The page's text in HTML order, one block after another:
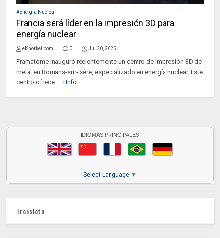
#Energía Nuclear
Francia será líder en la impresión 3D para
energía nuclear
elSnorkel.com 0 Jul 30, 2025
Framatome inauguró recientemente un centro de impresión 3D de
metal en Romans-sur-Isère, especializado en energía nuclear. Este
centro ofrece ... +Info
IDIOMAS PRINCIPALES
Select Language ▼
Translate